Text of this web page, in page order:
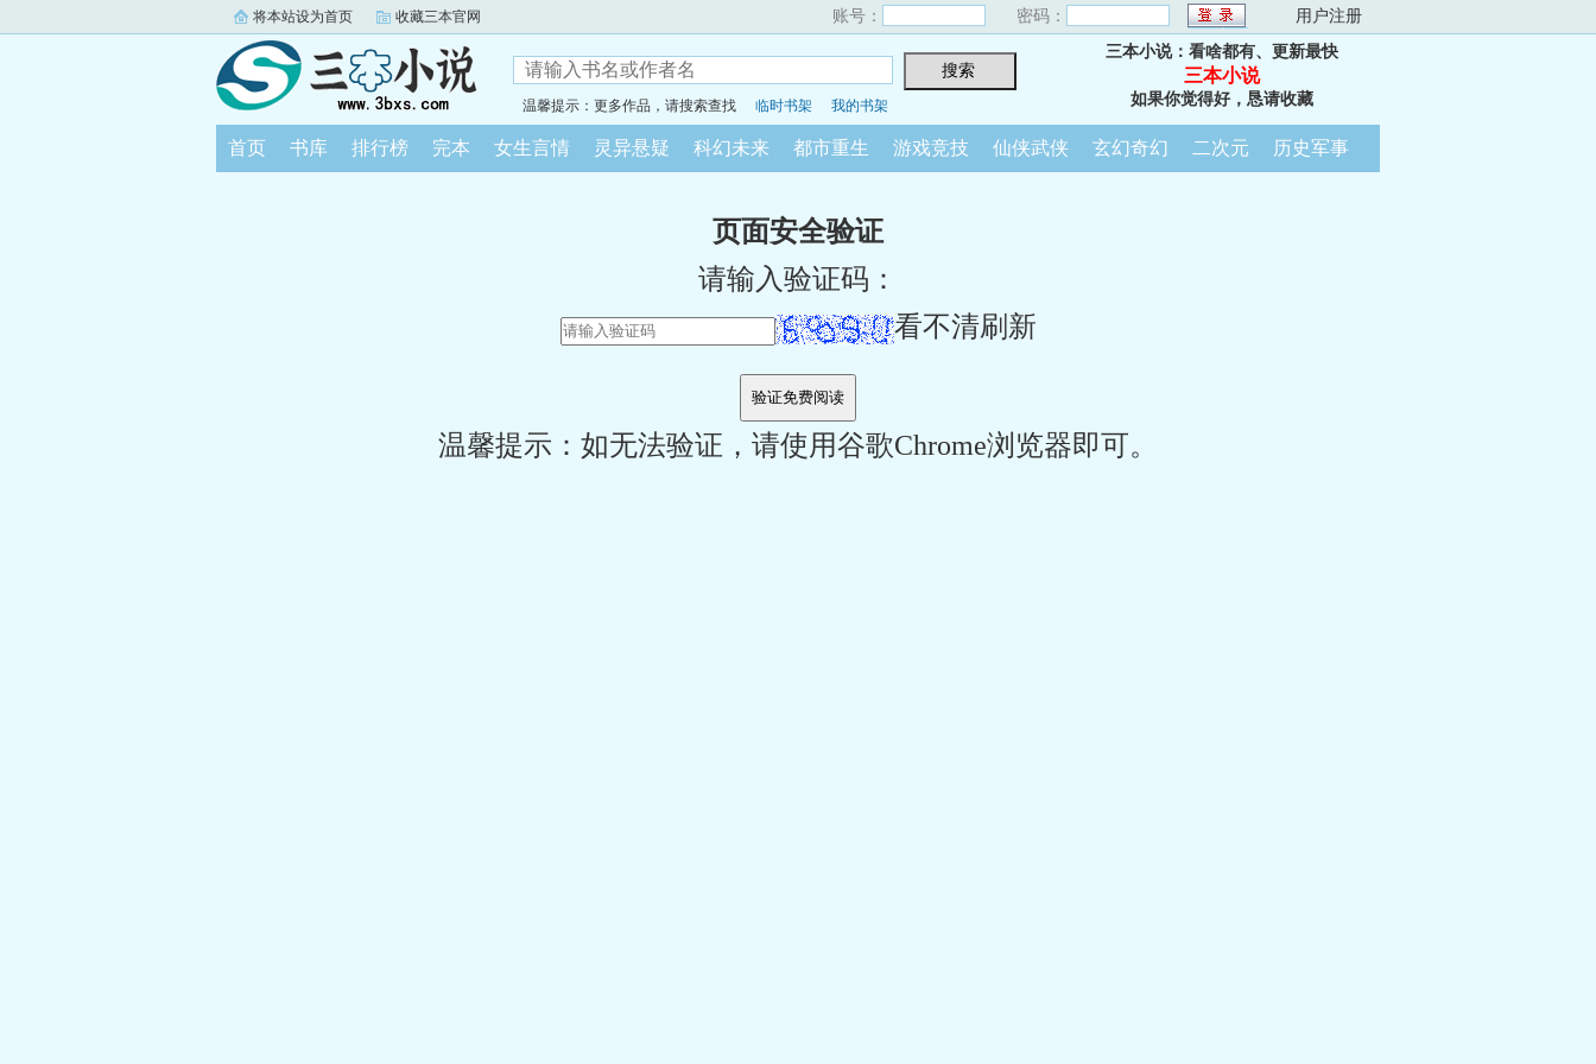
将本站设为首页 收藏三本官网 账号： 密码： 用户注册
温馨提示：更多作品，请搜索查找 临时书架 我的书架
三本小说：看啥都有、更新最快
三本小说
如果你觉得好，恳请收藏
首页 书库 排行榜 完本 女生言情 灵异悬疑 科幻未来 都市重生 游戏竞技 仙侠武侠 玄幻奇幻 二次元 历史军事
页面安全验证
请输入验证码：
看不清刷新
温馨提示：如无法验证，请使用谷歌Chrome浏览器即可。